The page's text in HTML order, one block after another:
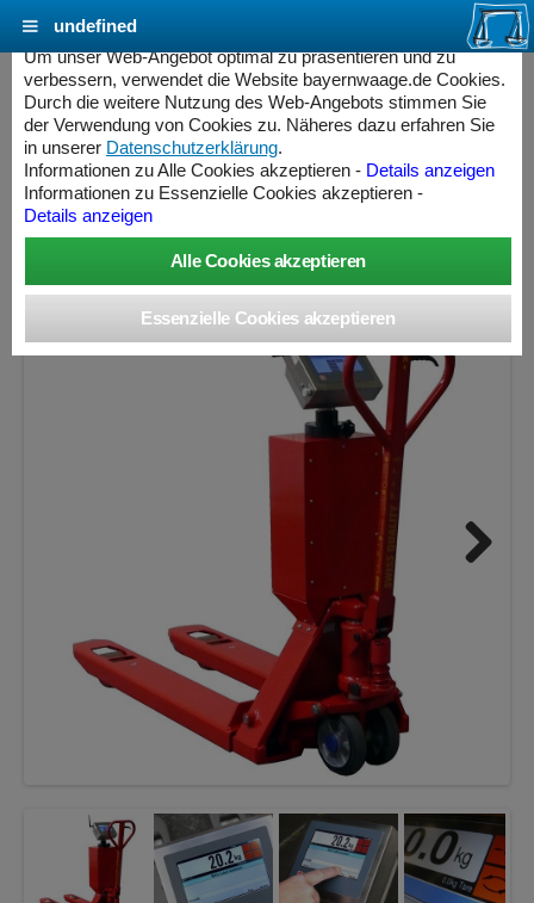
RAVAS PROLINE TOUCH Wiegender
Handhubwagen Professional Line
Wägebereich: 200 / 400 / 2000 kg, Ablesbarkeit: 0,1 / 0,2 /
0,5 kg, eichfähig
Cookie Einstellungen - bayernwaage.de
Um unser Web-Angebot optimal zu präsentieren und zu
verbessern, verwendet die Website bayernwaage.de Cookies.
Durch die weitere Nutzung des Web-Angebots stimmen Sie
der Verwendung von Cookies zu. Näheres dazu erfahren Sie
in unserer Datenschutzerklärung.
Informationen zu Alle Cookies akzeptieren - Details anzeigen
Informationen zu Essenzielle Cookies akzeptieren -
Details anzeigen
undefined